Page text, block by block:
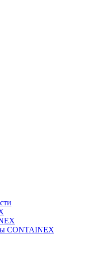
CONTAINEX